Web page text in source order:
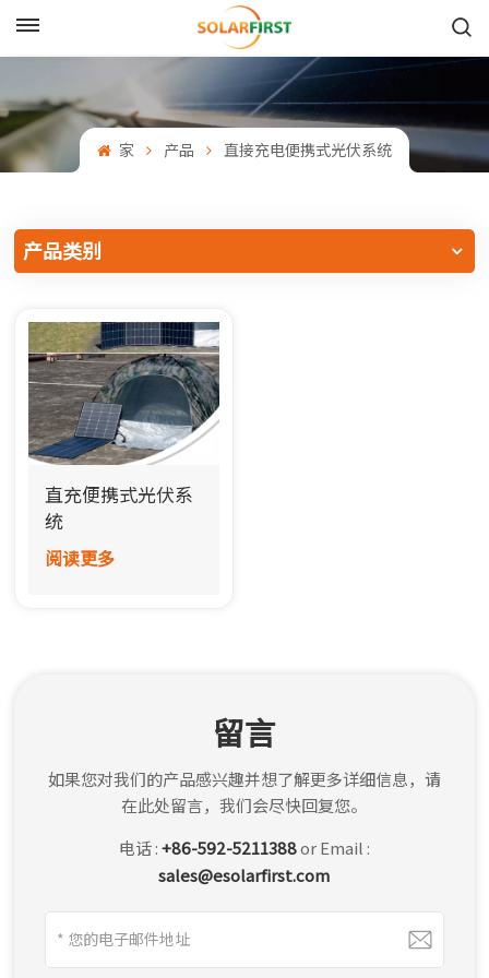
English
Français
中文
Русский
Español
Português
日本語
한국어
بالعربية
家 产品 直接充电便携式光伏系统
产品类别
直充便携式光伏系
统
阅读更多
留言
如果您对我们的产品感兴趣并想了解更多详细信息，请
在此处留言，我们会尽快回复您。
电话 : +86-592-5211388or Email :
sales@esolarfirst.com